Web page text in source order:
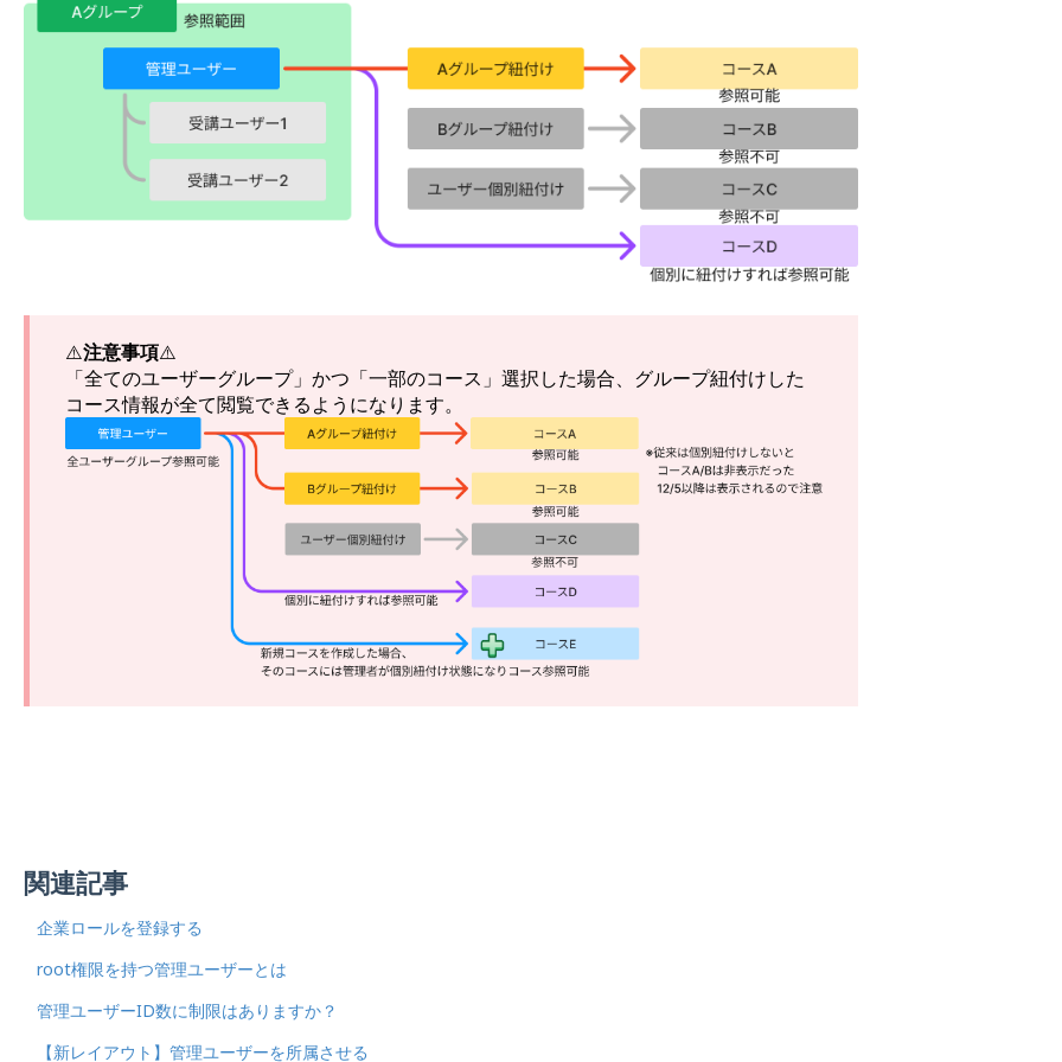
⚠️注意事項⚠️
「全てのユーザーグループ」かつ「一部のコース」選択した場合、グループ紐付けした
コース情報が全て閲覧できるようになります。
関連記事
企業ロールを登録する
root権限を持つ管理ユーザーとは
管理ユーザーID数に制限はありますか？
【新レイアウト】管理ユーザーを所属させる